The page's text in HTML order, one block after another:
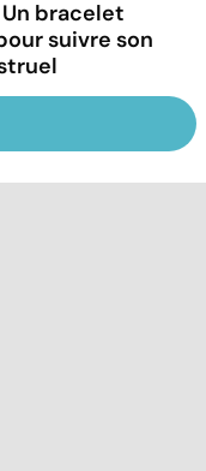
bracelet
suivre son